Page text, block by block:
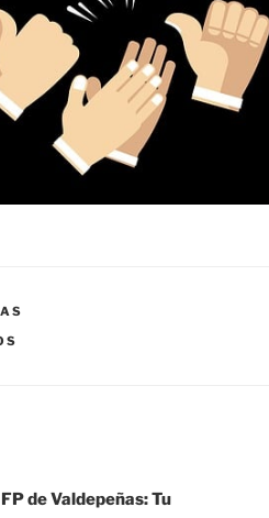
de Valdepeñas: Tu